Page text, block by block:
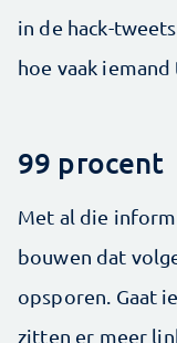
in de hack-
hoe vaak
99 procent
Met al die
bouwen dat
opsporen. Gaat
zitten er meer